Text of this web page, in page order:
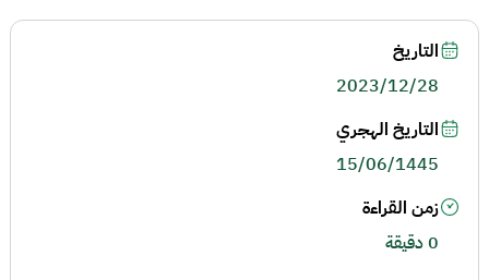
التاريخ
2023/12/28
التاريخ الهجري
15/06/1445
زمن القراءة
0 دقيقة